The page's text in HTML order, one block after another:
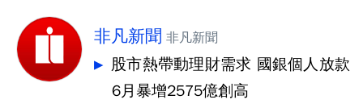
非凡新聞 非凡新聞
股市熱帶動理財需求 國銀個人放款
6月暴增2575億創高